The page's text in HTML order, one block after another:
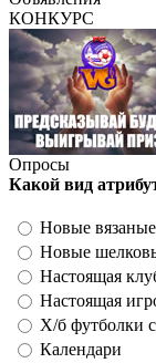
КОНКУРС
Опросы
Какой вид
Новые
Новые
Настоящая
Настоящая
Х/б футболки
Календари